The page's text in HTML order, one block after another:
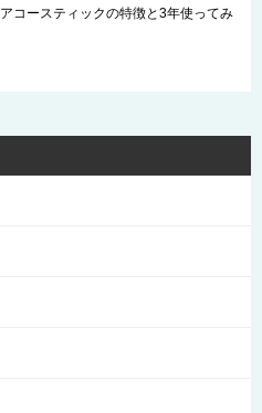
アコースティックの特徴と3年使ってみ